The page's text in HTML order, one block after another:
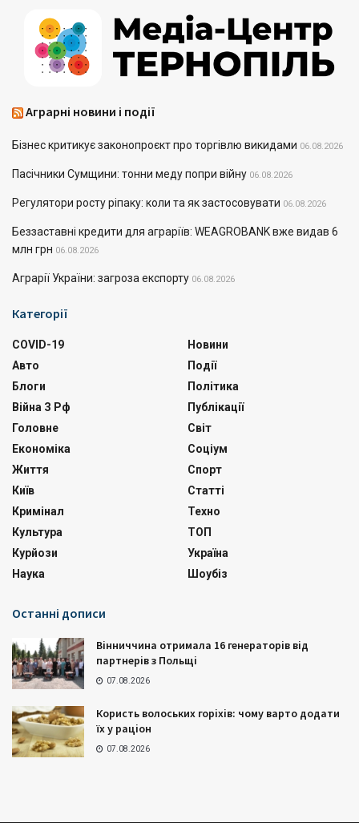
Аграрні новини і події
Бізнес критикує законопроєкт про торгівлю викидами 06.08.2026
Пасічники Сумщини: тонни меду попри війну 06.08.2026
Регулятори росту ріпаку: коли та як застосовувати 06.08.2026
Беззаставні кредити для аграріїв: WEAGROBANK вже видав 6
млн грн 06.08.2026
Аграрії України: загроза експорту 06.08.2026
Категорії
COVID-19
Авто
Блоги
Війна З Рф
Головне
Економіка
Життя
Київ
Кримінал
Культура
Курйози
Наука
Новини
Події
Політика
Публікації
Світ
Соціум
Спорт
Статті
Техно
ТОП
Україна
Шоубіз
Останні дописи
Вінниччина отримала 16 генераторів від
партнерів з Польщі
07.08.2026
Користь волоських горіхів: чому варто додати
їх у раціон
07.08.2026